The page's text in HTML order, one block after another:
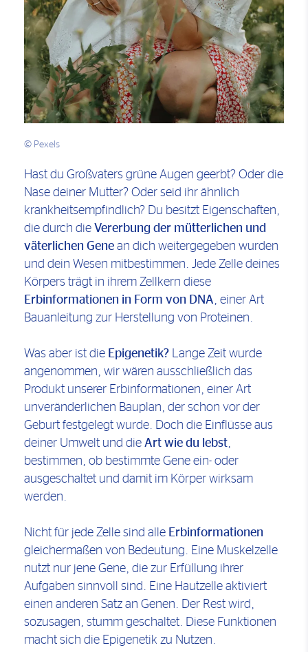
© Pexels
Hast du Großvaters grüne Augen geerbt? Oder die
Nase deiner Mutter? Oder seid ihr ähnlich
krankheitsempfindlich? Du besitzt Eigenschaften,
die durch die Vererbung der mütterlichen und
väterlichen Gene an dich weitergegeben wurden
und dein Wesen mitbestimmen. Jede Zelle deines
Körpers trägt in ihrem Zellkern diese
Erbinformationen in Form von DNA , einer Art
Bauanleitung zur Herstellung von Proteinen.
Was aber ist die Epigenetik? Lange Zeit wurde
angenommen, wir wären ausschließlich das
Produkt unserer Erbinformationen, einer Art
unveränderlichen Bauplan, der schon vor der
Geburt festgelegt wurde. Doch die Einflüsse aus
deiner Umwelt und die Art wie du lebst,
bestimmen, ob bestimmte Gene ein- oder
ausgeschaltet und damit im Körper wirksam
werden.
Nicht für jede Zelle sind alle Erbinformationen
gleichermaßen von Bedeutung. Eine Muskelzelle
nutzt nur jene Gene, die zur Erfüllung ihrer
Aufgaben sinnvoll sind. Eine Hautzelle aktiviert
einen anderen Satz an Genen. Der Rest wird,
sozusagen, stumm geschaltet. Diese Funktionen
macht sich die Epigenetik zu Nutzen.